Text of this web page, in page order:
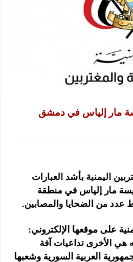
مار إلياس في دمشق
اليمنية بأشد العبارات
مار إلياسفي منطقة
عدد من الضحايا والمصابين.
على موقعها الإلكتروني:
هي الأخرى تداعيات آفة
العربية السورية وشعبها